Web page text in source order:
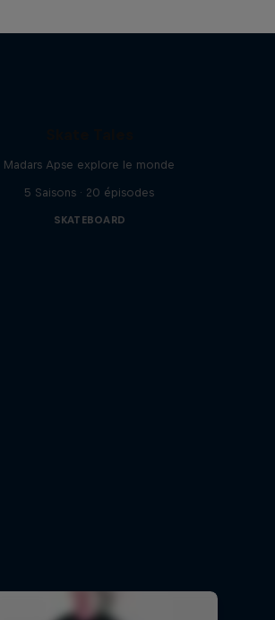
Madars Apse explore le monde
5 Saisons · 20 épisodes
SKATEBOARD